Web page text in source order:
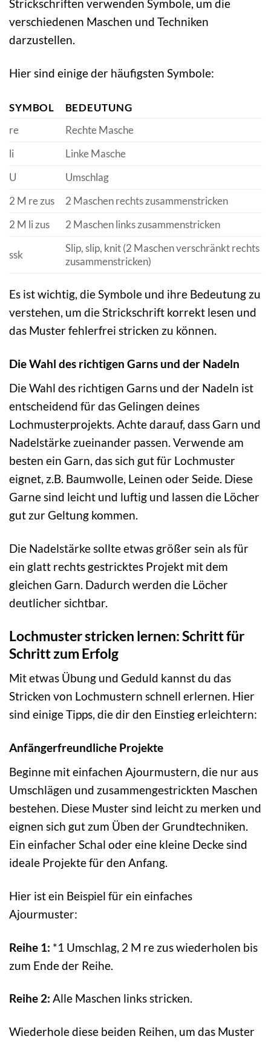
Strickschriften verwenden Symbole, um die
verschiedenen Maschen und Techniken
darzustellen.
Hier sind einige der häufigsten Symbole:
SYMBOL
BEDEUTUNG
re
Rechte Masche
li
Linke Masche
U
Umschlag
2 M re zus
2 Maschen rechts zusammenstricken
2 M li zus
2 Maschen links zusammenstricken
ssk
Slip, slip, knit (2 Maschen verschränkt rechts
zusammenstricken)
Es ist wichtig, die Symbole und ihre Bedeutung zu
verstehen, um die Strickschrift korrekt lesen und
das Muster fehlerfrei stricken zu können.
Die Wahl des richtigen Garns und der Nadeln
Die Wahl des richtigen Garns und der Nadeln ist
entscheidend für das Gelingen deines
Lochmusterprojekts. Achte darauf, dass Garn und
Nadelstärke zueinander passen. Verwende am
besten ein Garn, das sich gut für Lochmuster
eignet, z.B. Baumwolle, Leinen oder Seide. Diese
Garne sind leicht und luftig und lassen die Löcher
gut zur Geltung kommen.
Die Nadelstärke sollte etwas größer sein als für
ein glatt rechts gestricktes Projekt mit dem
gleichen Garn. Dadurch werden die Löcher
deutlicher sichtbar.
Lochmuster stricken lernen: Schritt für
Schritt zum Erfolg
Mit etwas Übung und Geduld kannst du das
Stricken von Lochmustern schnell erlernen. Hier
sind einige Tipps, die dir den Einstieg erleichtern:
Anfängerfreundliche Projekte
Beginne mit einfachen Ajourmustern, die nur aus
Umschlägen und zusammengestrickten Maschen
bestehen. Diese Muster sind leicht zu merken und
eignen sich gut zum Üben der Grundtechniken.
Ein einfacher Schal oder eine kleine Decke sind
ideale Projekte für den Anfang.
Hier ist ein Beispiel für ein einfaches
Ajourmuster:
Reihe 1: *1 Umschlag, 2 M re zus wiederholen bis
zum Ende der Reihe.
Reihe 2: Alle Maschen links stricken.
Wiederhole diese beiden Reihen, um das Muster